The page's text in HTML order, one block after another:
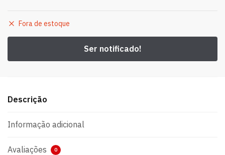
Fora de estoque
Descrição
Informação adicional
Avaliações 0